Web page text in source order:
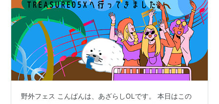
野外フェス こんばんは、あざらしOLです。 本日はこの